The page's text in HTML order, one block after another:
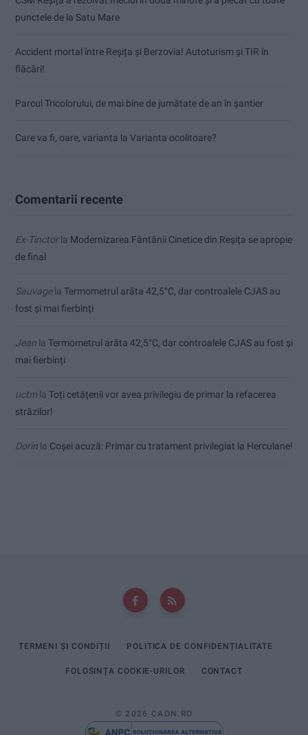
punctele de la Satu Mare
Accident mortal între Reșița și Berzovia! Autoturism și TIR în
flăcări!
Parcul Tricolorului, de mai bine de jumătate de an în șantier
Care va fi, oare, varianta la Varianta ocolitoare?
Comentarii recente
Ex-Tinctorla Modernizarea Fântânii Cinetice din Reșița se apropie
de final
Sauvagela Termometrul arăta 42,5°C, dar controalele CJAS au
fost și mai fierbinți
Jean la Termometrul arăta 42,5°C, dar controalele CJAS au fost și
mai fierbinți
uctmla Toți cetățenii vor avea privilegiu de primar la refacerea
străzilor!
Dorin la Coșei acuză: Primar cu tratament privilegiat la Herculane!
TERMENI ȘI CONDIȚII POLITICA DE CONFIDENȚIALITATE
FOLOSINȚA COOKIE-URILOR CONTACT
© 2026 CAON.RO